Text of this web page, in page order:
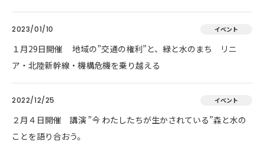
2023/01/10 イベント
１月29日開催 地域の”交通の権利”と、緑と水のまち リニ
ア・北陸新幹線・機構危機を乗り越える
2022/12/25 イベント
２月４日開催 講演 ”今 わたしたちが生かされている”森と水の
ことを語り合おう。